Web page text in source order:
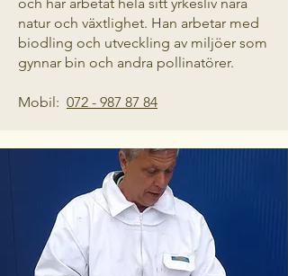
natur och växtlighet. Han arbetar med
biodling och utveckling av miljöer som
gynnar bin och andra pollinatörer.
Mobil: 072 - 987 87 84